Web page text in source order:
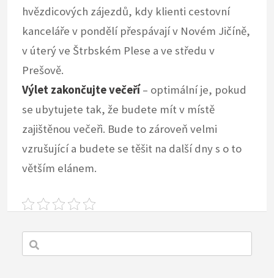
hvězdicových zájezdů, kdy klienti cestovní
kanceláře v pondělí přespávají v Novém Jičíně,
v úterý ve Štrbském Plese a ve středu v
Prešově.
Výlet zakončujte večeří– optimální je, pokud
se ubytujete tak, že budete mít v místě
zajištěnou večeři. Bude to zároveň velmi
vzrušující a budete se těšit na další dny s o to
větším elánem.